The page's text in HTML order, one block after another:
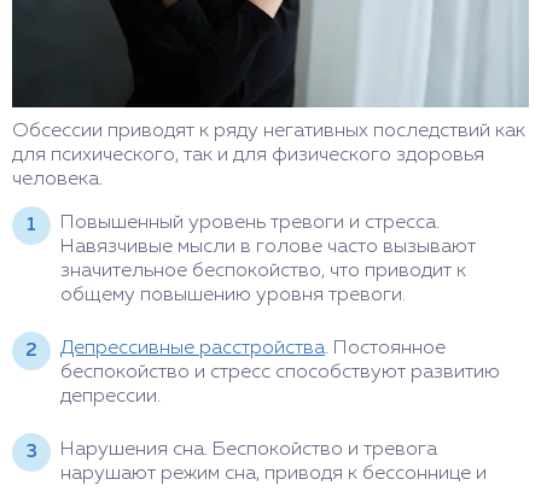
Обсессии приводят к ряду негативных последствий как
для психического, так и для физического здоровья
человека.
Повышенный уровень тревоги и стресса.
Навязчивые мысли в голове часто вызывают
значительное беспокойство, что приводит к
общему повышению уровня тревоги.
Депрессивные расстройства. Постоянное
беспокойство и стресс способствуют развитию
депрессии.
Нарушения сна. Беспокойство и тревога
нарушают режим сна, приводя к бессоннице и